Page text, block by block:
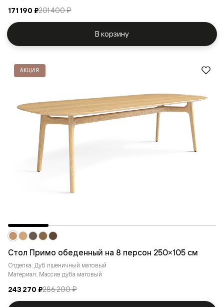
171 190 ₽201 400 ₽
В корзину
АКЦИЯ
Стол Примо обеденный на 8 персон 250×105 см
Отделка: Дуб пшеничный матовый
Материал: Массив дуба матовый
243 270 ₽286 200 ₽